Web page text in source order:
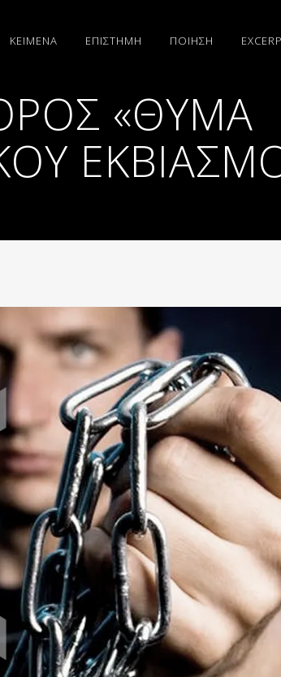
ΚΕΙΜΕΝΑ ΕΠΙΣΤΗΜΗ ΠΟΙΗΣΗ
«ΘΎΜΑ